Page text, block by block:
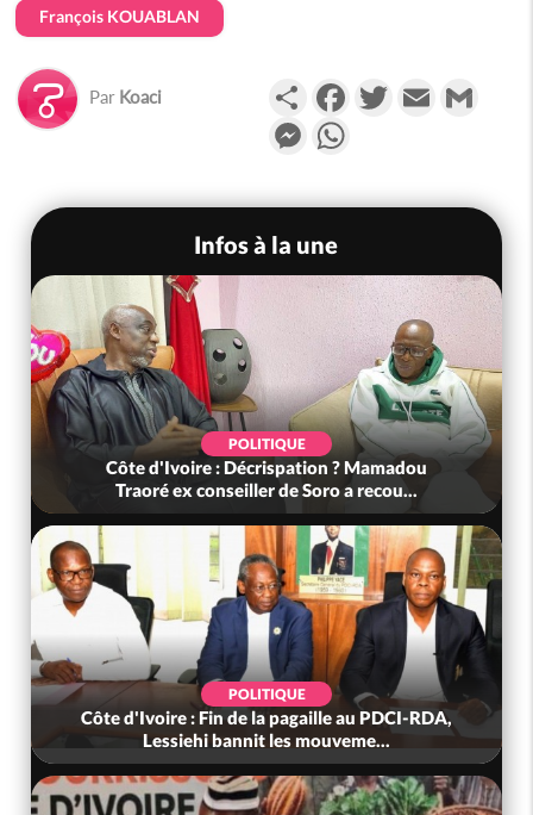
François KOUABLAN
Par Koaci PartagerFacebookTwitterEmail
Messenger
Infos à la une
POLITIQUE
Côte d'Ivoire : Décrispation ? Mamadou
Traoré ex conseiller de Soro a recou...
POLITIQUE
Côte d'Ivoire : Fin de la pagaille au PDCI-RDA,
Lessiehi bannit les mouveme...